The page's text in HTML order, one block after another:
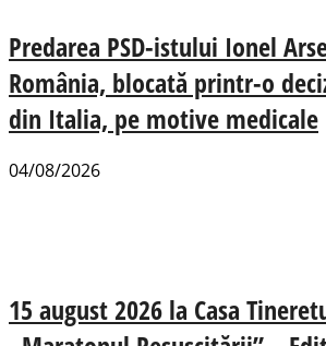
Predarea PSD-istului Ionel
România, blocată printr-o
din Italia, pe motive medicale
04/08/2026
15 august 2026 la Casa